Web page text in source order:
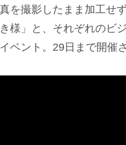
を撮影したまま加工せ
様」と、それぞれのビ
ベント。29日まで開催さ